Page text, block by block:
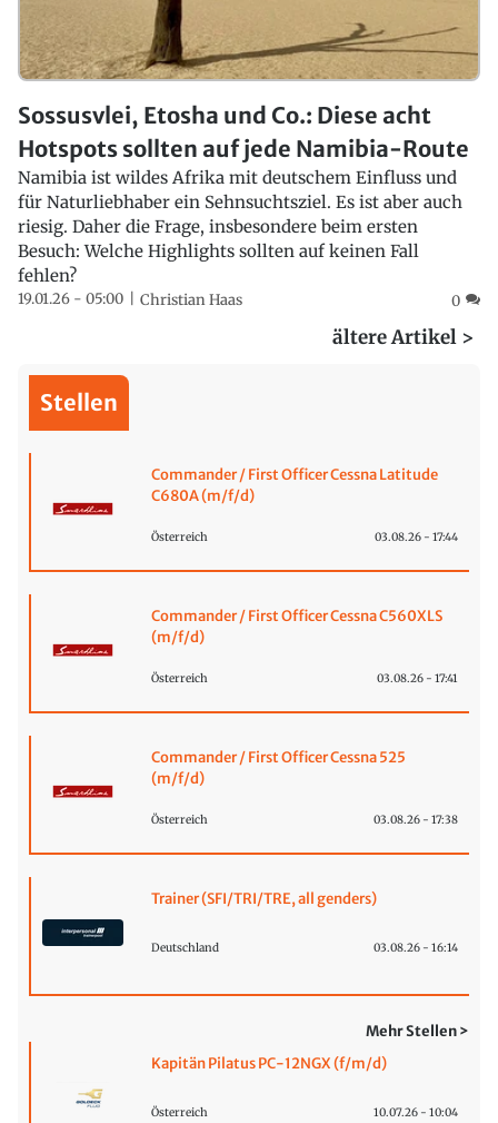
Sossusvlei, Etosha und Co.: Diese acht
Hotspots sollten auf jede Namibia-Route
Namibia ist wildes Afrika mit deutschem Einfluss und
für Naturliebhaber ein Sehnsuchtsziel. Es ist aber auch
riesig. Daher die Frage, insbesondere beim ersten
Besuch: Welche Highlights sollten auf keinen Fall
fehlen?
19.01.26 - 05:00 Christian Haas 0
ältere Artikel >
Stellen
Commander / First Officer Cessna Latitude
C680A (m/f/d)
Österreich 03.08.26 - 17:44
Commander / First Officer Cessna C560XLS
(m/f/d)
Österreich 03.08.26 - 17:41
Commander / First Officer Cessna 525
(m/f/d)
Österreich 03.08.26 - 17:38
Trainer (SFI/TRI/TRE, all genders)
Deutschland 03.08.26 - 16:14
Mehr Stellen >
Kapitän Pilatus PC-12NGX (f/m/d)
Österreich 10.07.26 - 10:04